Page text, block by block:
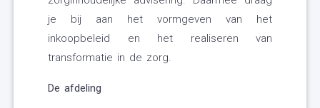
je bij aan het vormgeven van het
inkoopbeleid en het realiseren van
transformatie in de zorg.
De afdeling